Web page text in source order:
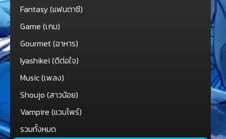
Fantasy (แฟนตาซี)
Game (เกม)
Gourmet (อาหาร)
Iyashikei (ดีต่อใจ)
Music (เพลง)
Shoujo (สาวน้อย)
Vampire (แวมไพร์)
รวมทั้งหมด